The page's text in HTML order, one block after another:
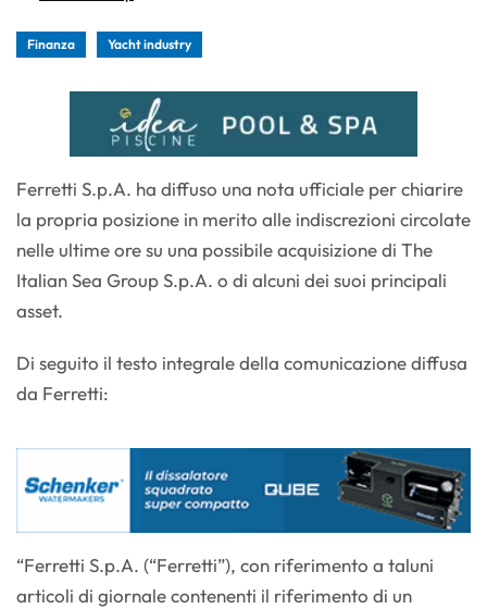
Finanza Yacht industry
Ferretti S.p.A. ha diffuso una nota ufficiale per chiarire
la propria posizione in merito alle indiscrezioni circolate
nelle ultime ore su una possibile acquisizione di The
Italian Sea Group S.p.A. o di alcuni dei suoi principali
asset.
Di seguito il testo integrale della comunicazione diffusa
da Ferretti:
“Ferretti S.p.A. (“Ferretti”), con riferimento a taluni
articoli di giornale contenenti il riferimento di un